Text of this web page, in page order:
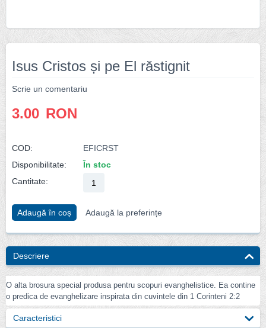
Isus Cristos și pe El răstignit
Scrie un comentariu
3.00 RON
COD:
EFICRST
Disponibilitate:
În stoc
Cantitate:
Adaugă în coș Adaugă la preferințe
Descriere
O alta brosura special produsa pentru scopuri evanghelistice. Ea contine
o predica de evanghelizare inspirata din cuvintele din 1 Corinteni 2:2
Caracteristici